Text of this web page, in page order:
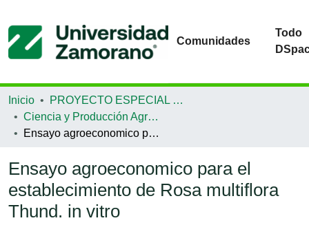
Comunidades
Todo
Inicio
PROYECTO ESPECIAL DE GRADUACIÓN
Ciencia y Producción Agropecuaria
Ensayo agroeconomico para el establecimiento de Rosa multiflora Thund. in vitro
Ensayo agroeconomico para el
establecimiento de Rosa multiflora
Thund. in vitro